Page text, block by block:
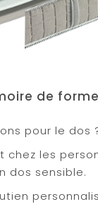
de
pour le dos
les
dos sensible.